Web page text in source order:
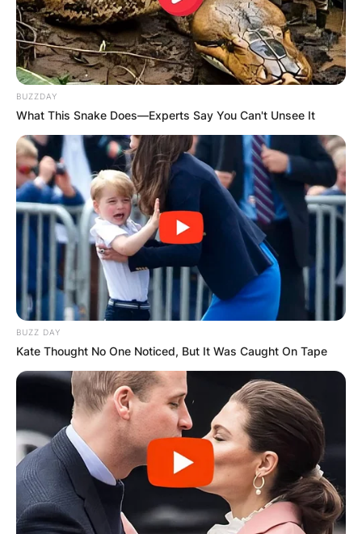
BUZZDAY
What This Snake Does—Experts Say You Can't Unsee It
BUZZ DAY
Kate Thought No One Noticed, But It Was Caught On Tape